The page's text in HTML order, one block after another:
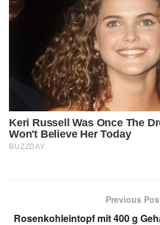
Previous
Rosenkohleintopf mit 400 g